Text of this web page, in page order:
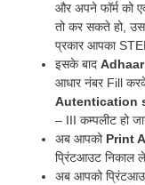
और अपने फॉर्म को
तो कर सकते हो,
प्रकार आपका
इसके बाद
आधार नंबर Fill
Autentication
– III कम्पलीट हो
अब आपको Print
प्रिंटआउट निकाल
अब आपको